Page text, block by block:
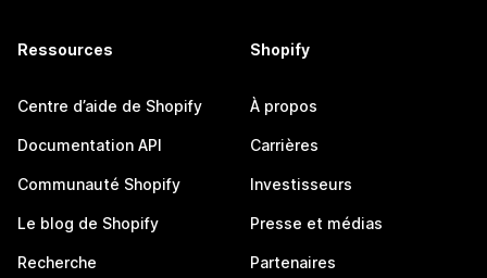
Ressources
Centre d’aide de Shopify
Documentation API
Communauté Shopify
Le blog de Shopify
Recherche
Shopify
À propos
Carrières
Investisseurs
Presse et médias
Partenaires